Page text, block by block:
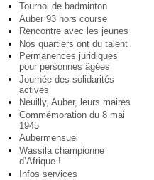
Tournoi de badminton
Auber 93 hors course
Rencontre avec les jeunes
Nos quartiers ont du talent
Permanences juridiques
pour personnes âgées
Journée des solidarités
actives
Neuilly, Auber, leurs maires
Commémoration du 8 mai
1945
Aubermensuel
Wassila championne
d’Afrique !
Infos services